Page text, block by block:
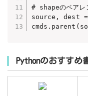
# shapeのペアレ
source, dest
Pythonのおすすめ